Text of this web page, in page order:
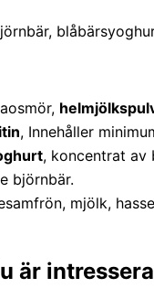
, Innehåller
, koncentrat av
björnbär.
mjölk,
är